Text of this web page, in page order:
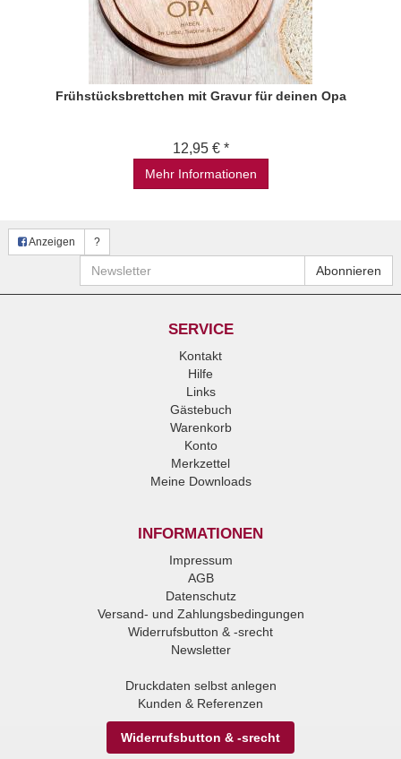
Frühstücksbrettchen mit Gravur für deinen Opa
12,95 € *
Mehr Informationen
Anzeigen ?
Newsletter Abonnieren
SERVICE
Kontakt
Hilfe
Links
Gästebuch
Warenkorb
Konto
Merkzettel
Meine Downloads
INFORMATIONEN
Impressum
AGB
Datenschutz
Versand- und Zahlungsbedingungen
Widerrufsbutton & -srecht
Newsletter
Druckdaten selbst anlegen
Kunden & Referenzen
Widerrufsbutton & -srecht